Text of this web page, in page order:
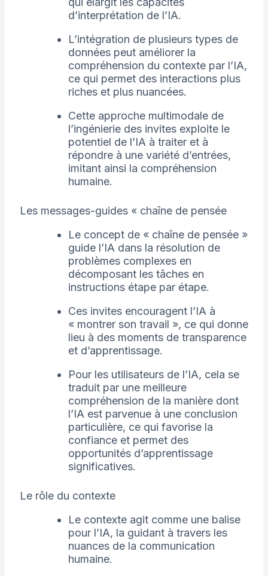
d’interprétation de l’IA.
L’intégration de plusieurs types de
données peut améliorer la
compréhension du contexte par l’IA,
ce qui permet des interactions plus
riches et plus nuancées.
Cette approche multimodale de
l’ingénierie des invites exploite le
potentiel de l’IA à traiter et à
répondre à une variété d’entrées,
imitant ainsi la compréhension
humaine.
Les messages-guides « chaîne de pensée
Le concept de « chaîne de pensée »
guide l’IA dans la résolution de
problèmes complexes en
décomposant les tâches en
instructions étape par étape.
Ces invites encouragent l’IA à
« montrer son travail », ce qui donne
lieu à des moments de transparence
et d’apprentissage.
Pour les utilisateurs de l’IA, cela se
traduit par une meilleure
compréhension de la manière dont
l’IA est parvenue à une conclusion
particulière, ce qui favorise la
confiance et permet des
opportunités d’apprentissage
significatives.
Le rôle du contexte
Le contexte agit comme une balise
pour l’IA, la guidant à travers les
nuances de la communication
humaine.